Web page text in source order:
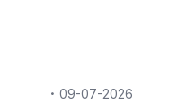
09-07-2026